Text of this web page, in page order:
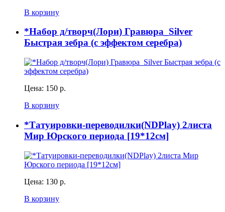
В корзину
*Набор д/творч(Лори) Гравюра_Silver
Быстрая зебра (с эффектом серебра)
Цена: 150 р.
В корзину
*Татуировки-переводилки(NDPlay) 2листа
Мир Юрского периода [19*12см]
Цена: 130 р.
В корзину